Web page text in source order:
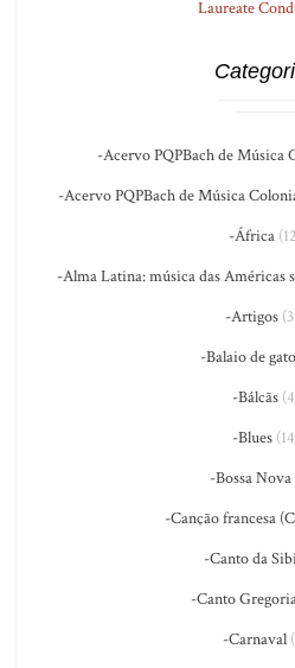
Laureate
-Acervo PQPBach de Música
-Acervo PQPBach de Música
-África
-Alma Latina: música das Américas
-Artigos
-Balaio de
-Bálcãs
-Blues
-Bossa Nova
-Canção francesa
-Canto da
-Canto
-Carnaval